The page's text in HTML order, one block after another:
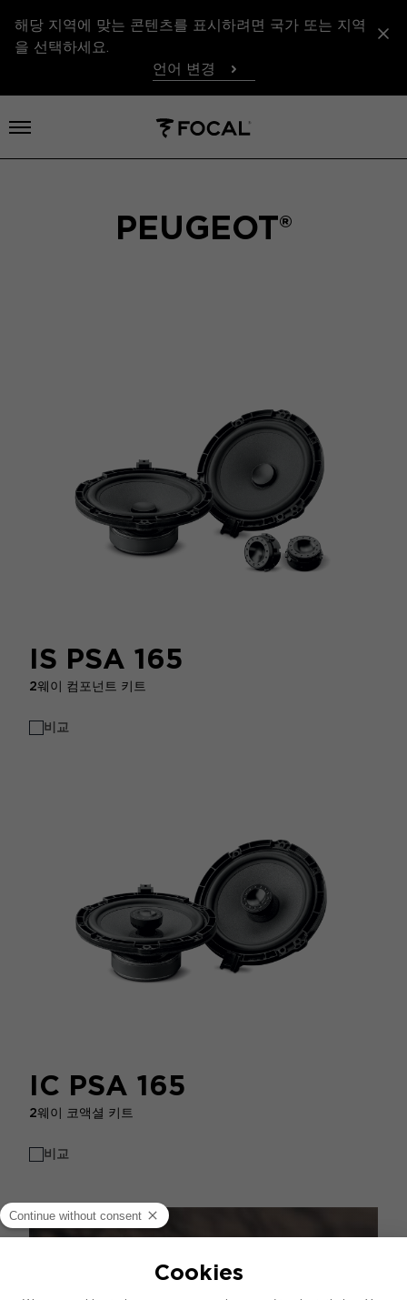
해당 지역에 맞는 콘텐츠를 표시하려면 국가 또는 지역
을 선택하세요.
언어 변경
메뉴 열기
PEUGEOT®
IS PSA 165
2웨이 컴포넌트 키트
비교
IC PSA 165
2웨이 코액셜 키트
비교